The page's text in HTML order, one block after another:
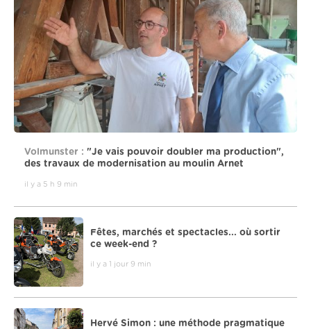
Volmunster : "Je vais pouvoir doubler ma production",
des travaux de modernisation au moulin Arnet
il y a 5 h 9 min
Fêtes, marchés et spectacles... où sortir
ce week-end ?
il y a 1 jour 9 min
Hervé Simon : une méthode pragmatique